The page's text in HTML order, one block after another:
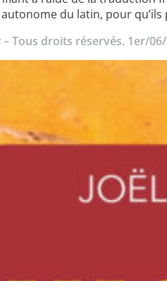
du latin, pour
– Tous droits réservés. 1er/